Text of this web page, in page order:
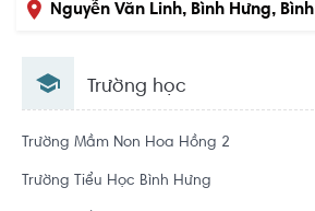
Nguyễn Văn Linh, Bình Hưng, Bình
Trường học
Trường Mầm Non Hoa Hồng 2
Trường Tiểu Học Bình Hưng